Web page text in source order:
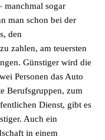
manchmal sogar
man schon bei der
den
zahlen, am teuersten
Günstiger wird die
Personen das Auto
Berufsgruppen, zum
Dienst, gibt es
Auch ein
in einem